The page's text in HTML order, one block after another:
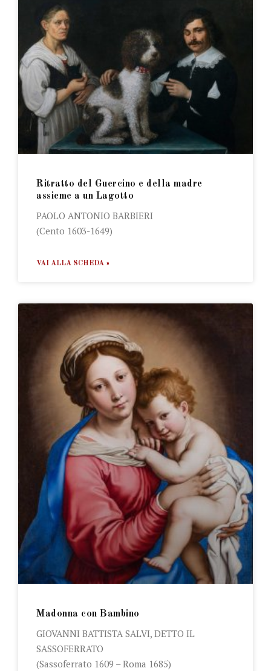
Ritratto del Guercino e della madre
assieme a un Lagotto
PAOLO ANTONIO BARBIERI
(Cento 1603-1649)
VAI ALLA SCHEDA »
Madonna con Bambino
GIOVANNI BATTISTA SALVI, DETTO IL
SASSOFERRATO
(Sassoferrato 1609 – Roma 1685)